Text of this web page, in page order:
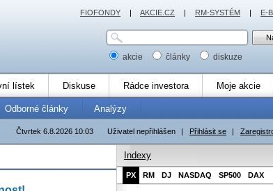
akcie články diskuze
lístek Diskuse Rádce investora Moje akcie
Odborné články Analýzy
Uživatel nepřihlášen | Přihlásit se |
Čtvrtek 6.8.2026 10:03
Indexy
PX RM DJ NASDAQ SP500 DAX
FIOFONDY | AKCIE.CZ | RM-SYSTÉM | E-